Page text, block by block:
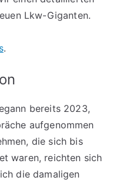
Lkw-Giganten.
.
bereits 2023,
aufgenommen
die sich bis
waren, reichten sich
die damaligen